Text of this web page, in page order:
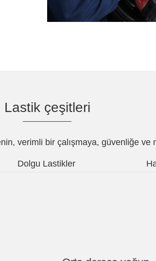
Lastik çeşitleri
verimli bir çalışmaya, güvenliğe ve
Dolgu Lastikler